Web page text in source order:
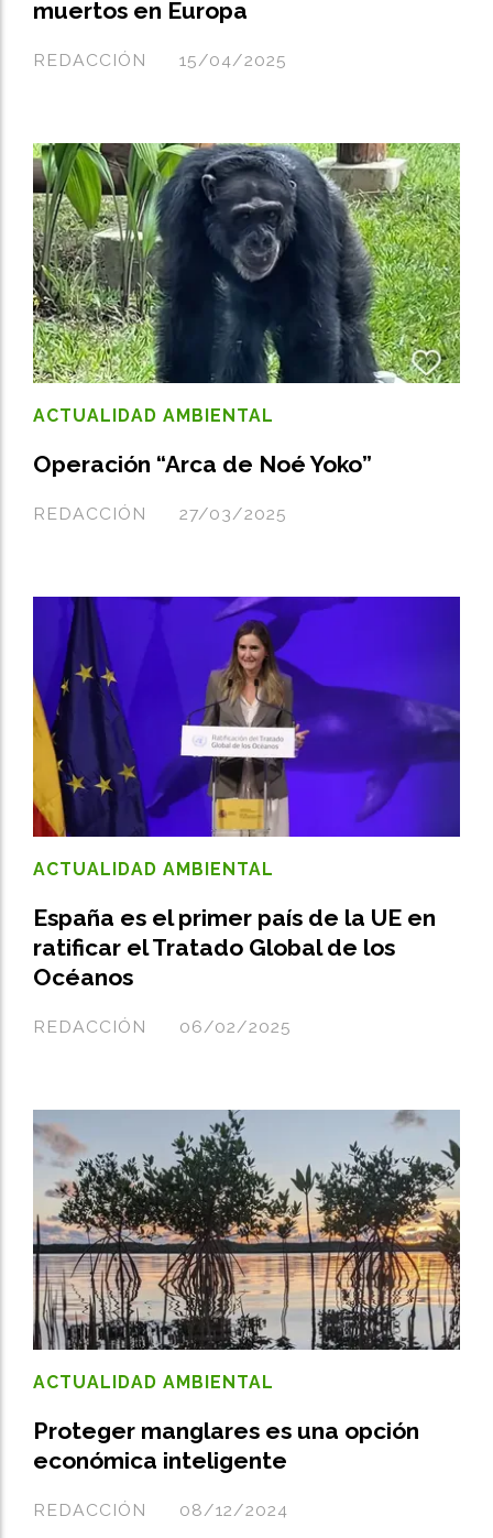
muertos en Europa
REDACCIÓN 15/04/2025
Operación “Arca de Noé Yoko”
REDACCIÓN
ACTUALIDAD AMBIENTAL
27/03/2025
España es el primer país de la UE en
ratificar el Tratado Global de los
Océanos
REDACCIÓN
ACTUALIDAD AMBIENTAL
06/02/2025
Proteger manglares es una opción
económica inteligente
REDACCIÓN
ACTUALIDAD AMBIENTAL
08/12/2024